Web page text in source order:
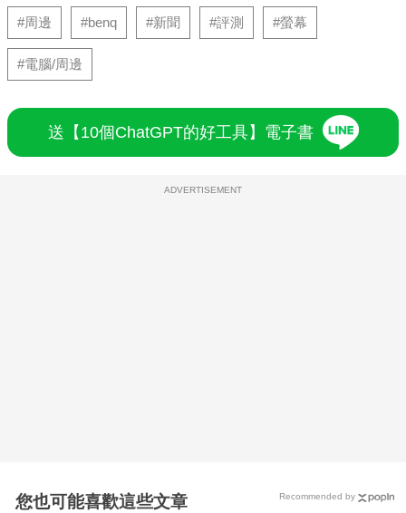
#周邊 #benq #新聞 #評測 #螢幕
#電腦/周邊
送【10個ChatGPT的好工具】電子書
ADVERTISEMENT
您也可能喜歡這些文章 Recommended by